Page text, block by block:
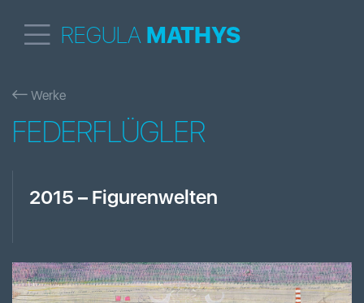
REGULA MATHYS
Werke
FEDERFLÜGLER
2015 – Figurenwelten